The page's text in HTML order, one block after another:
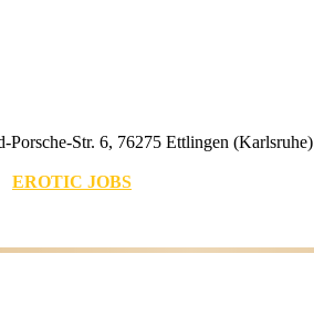
Porsche-Str. 6, 76275 Ettlingen (Karlsruhe)
EROTIC JOBS